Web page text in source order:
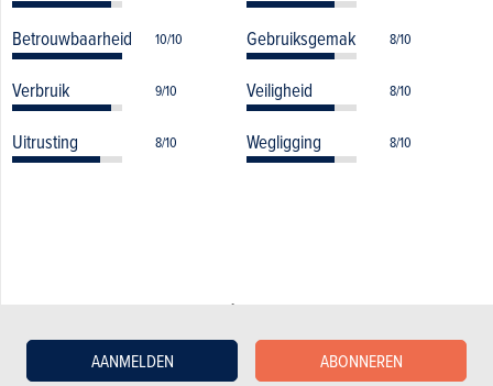
AANMELDEN ABONNEREN
Betrouwbaarheid 10/10 Gebruiksgemak 8/10
Verbruik 9/10 Veiligheid 8/10
Uitrusting 8/10 Wegligging 8/10
De andere beoordelingen over de Toyota
Prius